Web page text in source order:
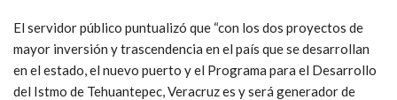
El servidor público puntualizó que “con los dos proyectos de
mayor inversión y trascendencia en el país que se desarrollan
en el estado, el nuevo puerto y el Programa para el Desarrollo
del Istmo de Tehuantepec, Veracruz es y será generador de